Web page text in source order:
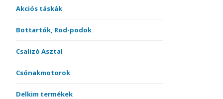
Akciós táskák
Bottartók, Rod-podok
Csalizó Asztal
Csónakmotorok
Delkim termékek